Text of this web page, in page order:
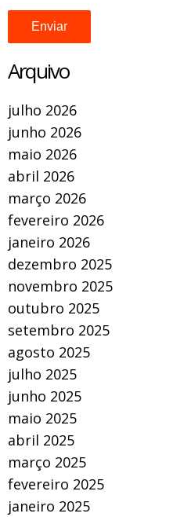
Arquivo
julho 2026
junho 2026
maio 2026
abril 2026
março 2026
fevereiro 2026
janeiro 2026
dezembro 2025
novembro 2025
outubro 2025
setembro 2025
agosto 2025
julho 2025
junho 2025
maio 2025
abril 2025
março 2025
fevereiro 2025
janeiro 2025